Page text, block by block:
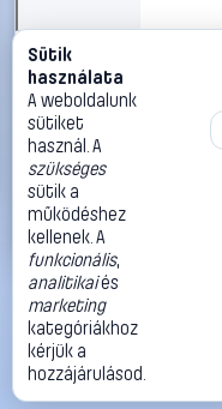
#2866066
Vigor Dugókulcs betét
V7324
Vigor Dugókulcs
118 990 Ft
Kosárba
«
Méret:
©2026
ThermoScope
ÁSZF
Sütik
használata
A weboldalunk
sütiket
használ. A
szükséges
sütik a
működéshez
kellenek. A
funkcionális,
analitikaiés
marketing
kategóriákhoz
kérjük a
hozzájárulásod.